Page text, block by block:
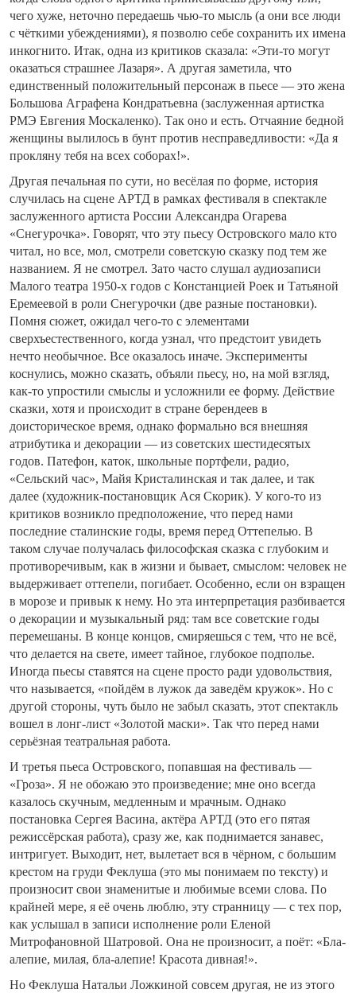
чего хуже, неточно передаешь чью-то мысль (а они все люди
с чёткими убеждениями), я позволю себе сохранить их имена
инкогнито. Итак, одна из критиков сказала: «Эти-то могут
оказаться страшнее Лазаря». А другая заметила, что
единственный положительный персонаж в пьесе — это жена
Большова Аграфена Кондратьевна (заслуженная артистка
РМЭ Евгения Москаленко). Так оно и есть. Отчаяние бедной
женщины вылилось в бунт против несправедливости: «Да я
прокляну тебя на всех соборах!».
Другая печальная по сути, но весёлая по форме, история
случилась на сцене АРТД в рамках фестиваля в спектакле
заслуженного артиста России Александра Огарева
«Снегурочка». Говорят, что эту пьесу Островского мало кто
читал, но все, мол, смотрели советскую сказку под тем же
названием. Я не смотрел. Зато часто слушал аудиозаписи
Малого театра 1950-х годов с Констанцией Роек и Татьяной
Еремеевой в роли Снегурочки (две разные постановки).
Помня сюжет, ожидал чего-то с элементами
сверхъестественного, когда узнал, что предстоит увидеть
нечто необычное. Все оказалось иначе. Эксперименты
коснулись, можно сказать, объяли пьесу, но, на мой взгляд,
как-то упростили смыслы и усложнили ее форму. Действие
сказки, хотя и происходит в стране берендеев в
доисторическое время, однако формально вся внешняя
атрибутика и декорации — из советских шестидесятых
годов. Патефон, каток, школьные портфели, радио,
«Сельский час», Майя Кристалинская и так далее, и так
далее (художник-постановщик Ася Скорик). У кого-то из
критиков возникло предположение, что перед нами
последние сталинские годы, время перед Оттепелью. В
таком случае получалась философская сказка с глубоким и
противоречивым, как в жизни и бывает, смыслом: человек не
выдерживает оттепели, погибает. Особенно, если он взращен
в морозе и привык к нему. Но эта интерпретация разбивается
о декорации и музыкальный ряд: там все советские годы
перемешаны. В конце концов, смиряешься с тем, что не всё,
что делается на свете, имеет тайное, глубокое подполье.
Иногда пьесы ставятся на сцене просто ради удовольствия,
что называется, «пойдём в лужок да заведём кружок». Но с
другой стороны, чуть было не забыл сказать, этот спектакль
вошел в лонг-лист «Золотой маски». Так что перед нами
серьёзная театральная работа.
И третья пьеса Островского, попавшая на фестиваль —
«Гроза». Я не обожаю это произведение; мне оно всегда
казалось скучным, медленным и мрачным. Однако
постановка Сергея Васина, актёра АРТД (это его пятая
режиссёрская работа), сразу же, как поднимается занавес,
интригует. Выходит, нет, вылетает вся в чёрном, с большим
крестом на груди Феклуша (это мы понимаем по тексту) и
произносит свои знаменитые и любимые всеми слова. По
крайней мере, я её очень люблю, эту странницу — с тех пор,
как услышал в записи исполнение роли Еленой
Митрофановной Шатровой. Она не произносит, а поёт: «Бла-
алепие, милая, бла-алепие! Красота дивная!».
Но Феклуша Натальи Ложкиной совсем другая, не из этого